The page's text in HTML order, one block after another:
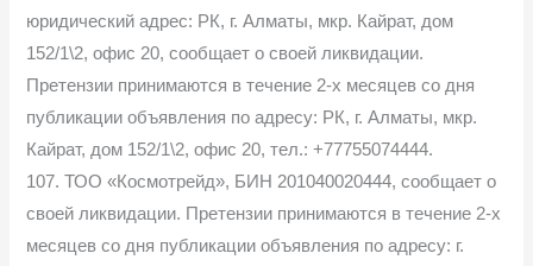
юридический адрес: РК, г. Алматы, мкр. Кайрат, дом
152/1\2, офис 20, сообщает о своей ликвидации.
Претензии принимаются в течение 2-х месяцев со дня
публикации объявления по адресу: РК, г. Алматы, мкр.
Кайрат, дом 152/1\2, офис 20, тел.: +77755074444.
107. ТОО «Космотрейд», БИН 201040020444, сообщает о
своей ликвидации. Претензии принимаются в течение 2-х
месяцев со дня публикации объявления по адресу: г.